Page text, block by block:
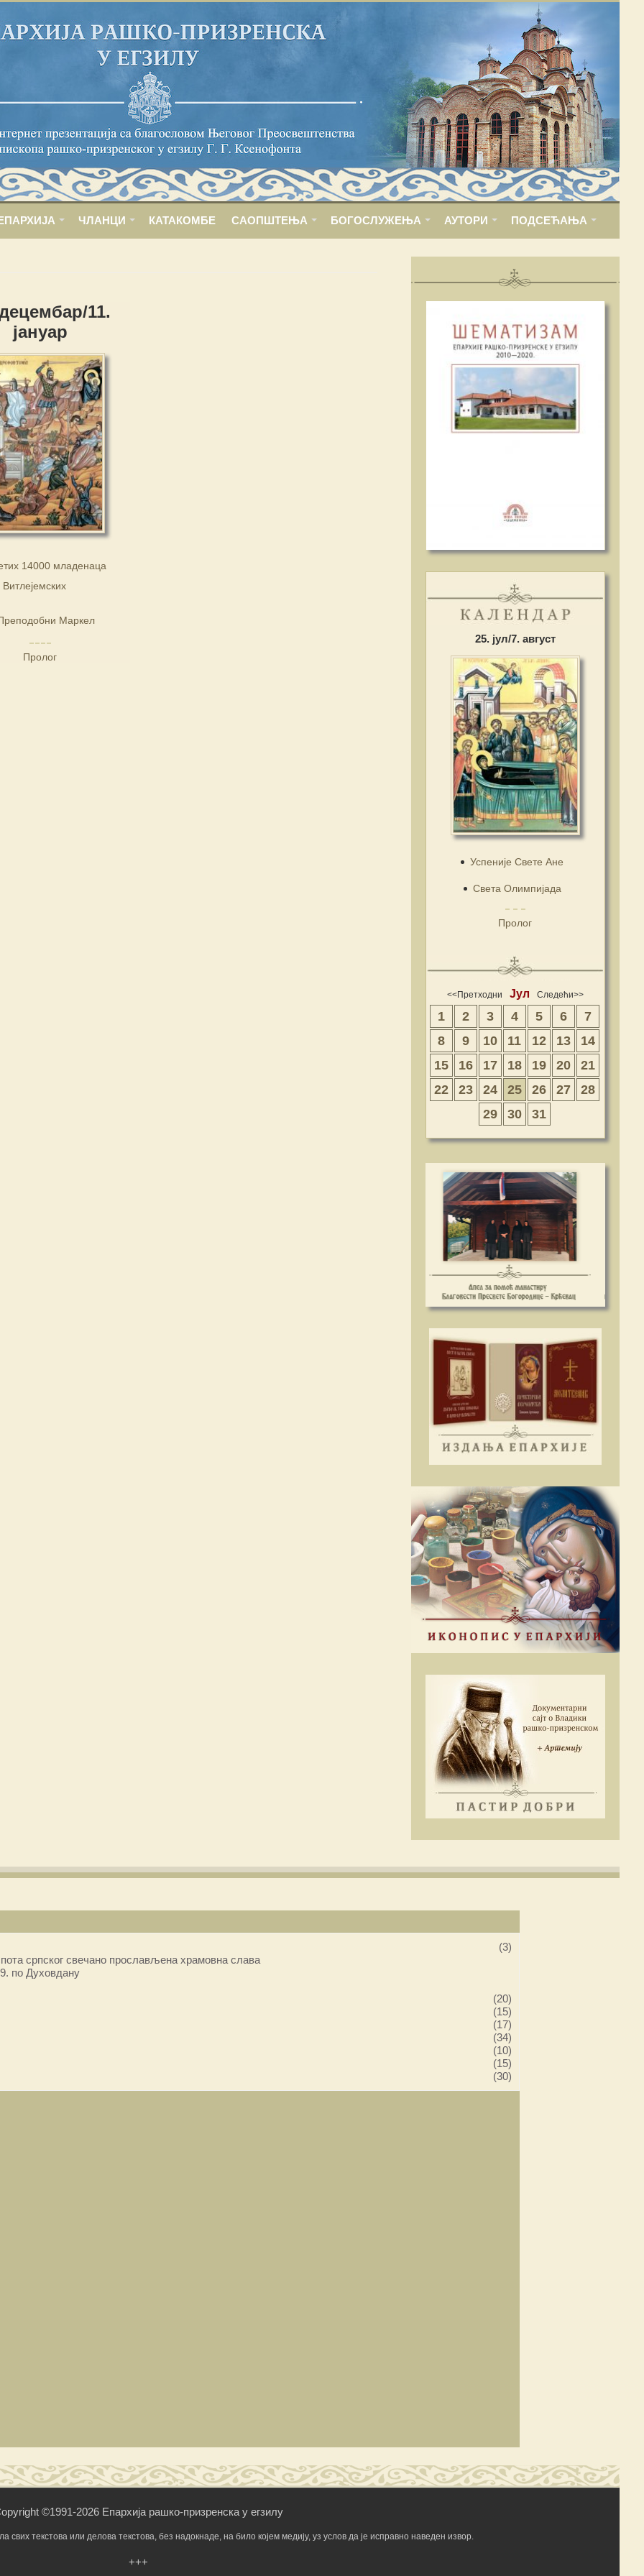
ЧЛАНЦИ КАТАКОМБЕ САОПШТЕЊА БОГОСЛУЖЕЊА АУТОРИ ПОДСЕЋАЊА
11.
јануар
14000 младенаца
Витлејемских
Маркел
Пролог
25. јул/7. август
Успеније Свете Ане
Света Олимпијада
Пролог
<<Претходни Јул Следећи>>
1 2 3 4 5 6
7
8
9 10 11 12 13
14
15
16 17 18 19 20
21
22
23 24 25 26 27
28
29
30 31
(3)
српског свечано прослављена храмовна слава
по Духовдану
(20)
(15)
(17)
(34)
(10)
(15)
(30)
©1991-2026 Епархија рашко-призренска у егзилу
текстова или делова текстова, без надокнаде, на било којем медију, уз услов да је исправно наведен извор.
+++